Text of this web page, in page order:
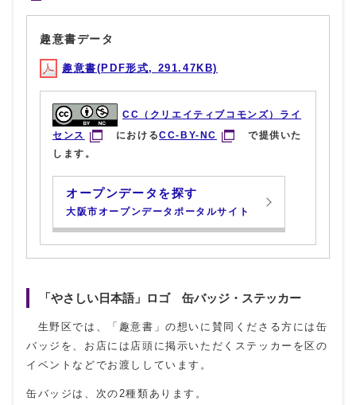
趣意書データ
趣意書(PDF形式, 291.47KB)
CC（クリエイティブコモンズ）ライ
センス
におけるCC-BY-NC
で提供いた
します。
オープンデータを探す
大阪市オープンデータポータルサイト
「やさしい日本語」ロゴ 缶バッジ・ステッカー
生野区では、「趣意書」の想いに賛同くださる方には缶
バッジを、お店には店頭に掲示いただくステッカーを区の
イベントなどでお渡ししています。
缶バッジは、次の2種類あります。